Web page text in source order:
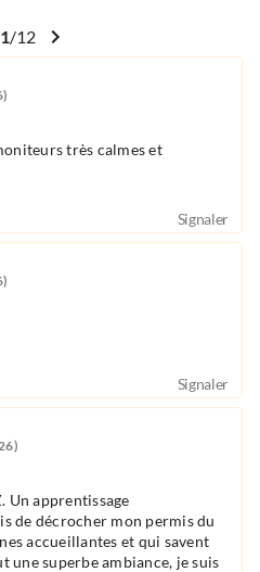
1/12
très calmes et
Signaler
Signaler
Un apprentissage
de décrocher mon permis du
accueillantes et qui savent
superbe ambiance, je suis